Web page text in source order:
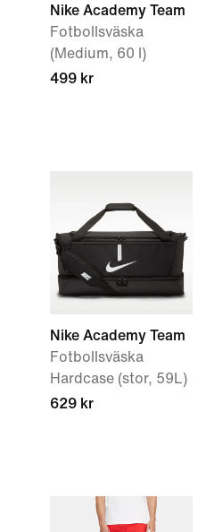
Nike Academy Team
Fotbollsväska
(Medium, 60 l)
499 kr
Nike Academy Team
Fotbollsväska
Hardcase (stor, 59L)
629 kr